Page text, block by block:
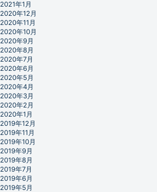
2021年1月
2020年12月
2020年11月
2020年10月
2020年9月
2020年8月
2020年7月
2020年6月
2020年5月
2020年4月
2020年3月
2020年2月
2020年1月
2019年12月
2019年11月
2019年10月
2019年9月
2019年8月
2019年7月
2019年6月
2019年5月